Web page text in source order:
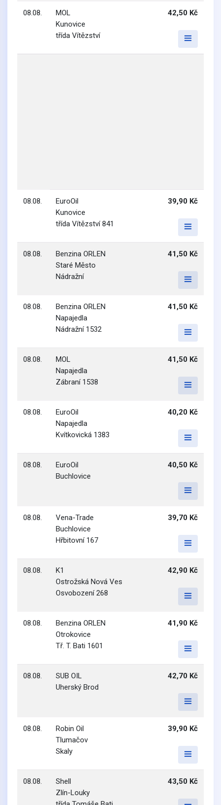
08.08.
MOL
Kunovice
třída Vítězství
42,50 Kč
08.08.
EuroOil
Kunovice
třída Vítězství 841
39,90 Kč
08.08.
Benzina ORLEN
Staré Město
Nádražní
41,50 Kč
08.08.
Benzina ORLEN
Napajedla
Nádražní 1532
41,50 Kč
08.08.
MOL
Napajedla
Zábraní 1538
41,50 Kč
08.08.
EuroOil
Napajedla
Kvítkovická 1383
40,20 Kč
08.08.
EuroOil
Buchlovice
40,50 Kč
08.08.
Vena-Trade
Buchlovice
Hřbitovní 167
39,70 Kč
08.08.
K1
Ostrožská Nová Ves
Osvobození 268
42,90 Kč
08.08.
Benzina ORLEN
Otrokovice
Tř. T. Bati 1601
41,90 Kč
08.08.
SUB OIL
Uherský Brod
42,70 Kč
08.08.
Robin Oil
Tlumačov
Skaly
39,90 Kč
08.08.
Shell
Zlín-Louky
43,50 Kč